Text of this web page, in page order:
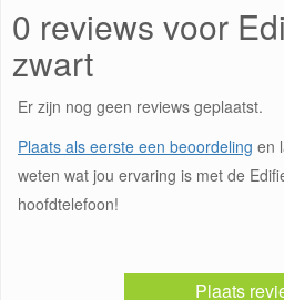
0 reviews voor
zwart
Er zijn nog geen reviews geplaatst.
Plaats als eerste een beoordeling en
weten wat jou ervaring is met de
hoofdtelefoon!
Plaats